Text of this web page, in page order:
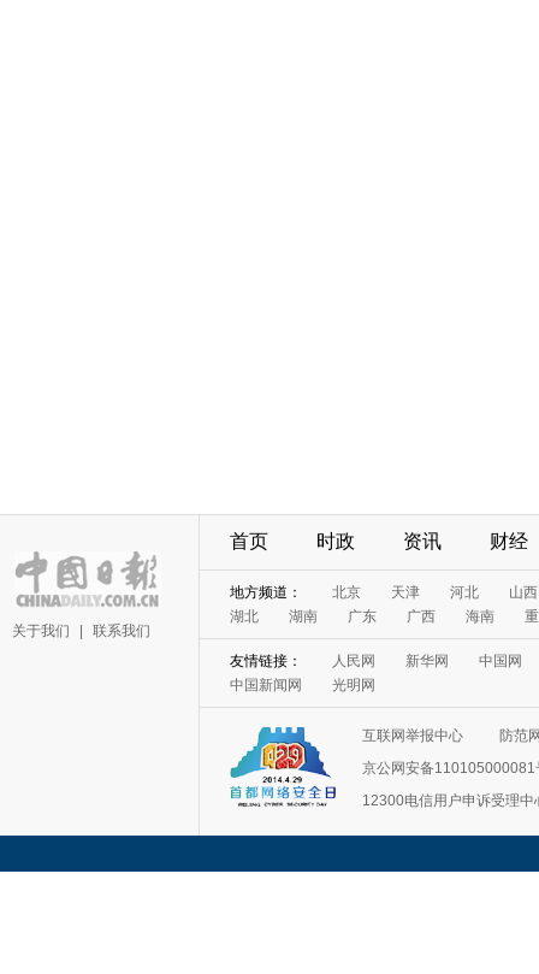
关于我们 联系我们
首页 时政 资讯 财经
地方频道： 北京 天津 河北
山西
湖北
湖南 广东 广西 海南
友情链接： 人民网 新华网
中国网
中国新闻网
光明网
互联网举报中心
防范
京公网安备110105000081
12300电信用户申诉受理中